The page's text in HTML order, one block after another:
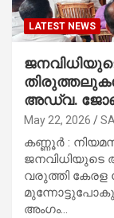
LATEST NEWS
അഡ്വ.
May 22, 2026
കണ്ണൂർ :
ജനവിധിയുടെ
വരുത്തി
അംഗം…